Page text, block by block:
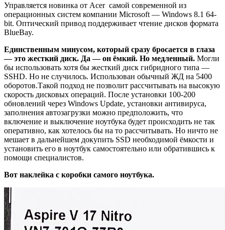
Управляется новинка от Acer самой современной из
операционных систем компании Microsoft — Windows 8.1 64-
bit. Оптический привод поддерживает чтение дисков формата
BlueBay.
Единственным минусом, который сразу бросается в глаза
— это жесткий диск. Да — он ёмкий. Но медленный. Могли
бы использовать хотя бы жесткий диск гибридного типа —
SSHD. Но не случилось. Использован обычный ЖД на 5400
оборотов.Такой подход не позволит рассчитывать на высокую
скорость дисковых операций. После установки 100-200
обновлений через Windows Update, установки антивируса,
заполнения автозагрузки можно предположить, что
включение и выключение ноутбука будет происходить не так
оперативно, как хотелось бы на то рассчитывать. Но ничто не
мешает в дальнейшем докупить SSD необходимой ёмкости и
установить его в ноутбук самостоятельно или обратившись к
помощи специалистов.
Вот наклейка с коробки самого ноутбука.